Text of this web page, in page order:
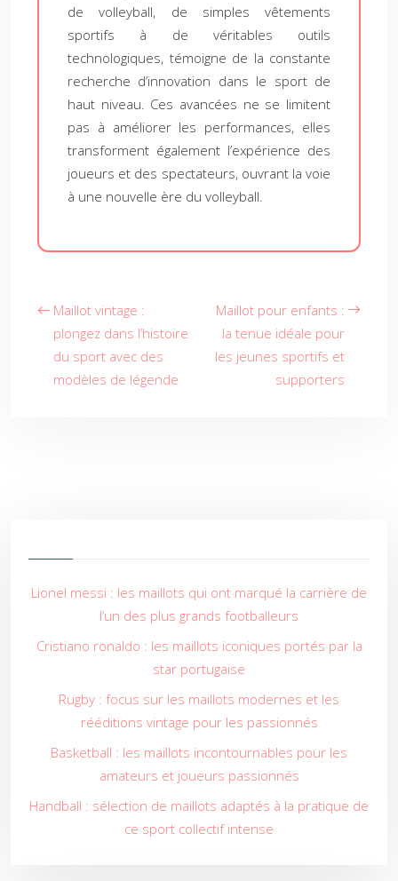
de volleyball, de simples vêtements
sportifs à de véritables outils
technologiques, témoigne de la constante
recherche d’innovation dans le sport de
haut niveau. Ces avancées ne se limitent
pas à améliorer les performances, elles
transforment également l’expérience des
joueurs et des spectateurs, ouvrant la voie
à une nouvelle ère du volleyball.
Maillot vintage :
plongez dans l’histoire
du sport avec des
modèles de légende
Maillot pour enfants :
la tenue idéale pour
les jeunes sportifs et
supporters
Lionel messi : les maillots qui ont marqué la carrière de
l’un des plus grands footballeurs
Cristiano ronaldo : les maillots iconiques portés par la
star portugaise
Rugby : focus sur les maillots modernes et les
rééditions vintage pour les passionnés
Basketball : les maillots incontournables pour les
amateurs et joueurs passionnés
Handball : sélection de maillots adaptés à la pratique de
ce sport collectif intense